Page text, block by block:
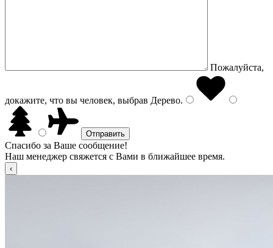
Пожалуйста,
докажите, что вы человек, выбрав Дерево.
Спасибо за Ваше сообщение!
Наш менеджер свяжется с Вами в ближайшее время.